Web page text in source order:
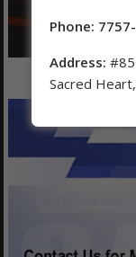
Phone:
Address: #85
Sacred